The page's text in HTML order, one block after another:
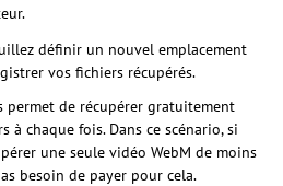
définir un nouvel emplacement
vos fichiers récupérés.
permet de récupérer gratuitement
à chaque fois. Dans ce scénario, si
une seule vidéo WebM de moins
besoin de payer pour cela.